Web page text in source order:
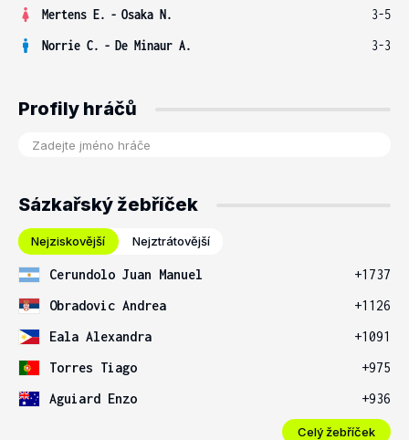
Mertens E. - Osaka N.
3-5
Norrie C. - De Minaur A. 3-3
Profily hráčů
Sázkařský žebříček
Nejziskovější Nejztrátovější
Cerundolo Juan Manuel
+1737
Obradovic Andrea
+1126
Eala Alexandra
+1091
Torres Tiago
+975
Aguiard Enzo
+936
Celý žebříček